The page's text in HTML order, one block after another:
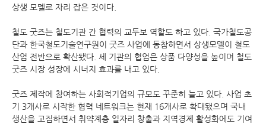
상생 모델로 자리 잡은 것이다.
철도 굿즈는 철도기관 간 협력의 교두보 역할도 하고 있다. 국가철도공
단과 한국철도기술연구원이 굿즈 사업에 동참하면서 상생모델이 철도
산업 전반으로 확산됐다. 세 기관의 협업은 상품 다양성을 높이며 철도
굿즈 시장 성장에 시너지 효과를 내고 있다.
굿즈 제작에 참여하는 사회적기업의 규모도 꾸준히 늘고 있다. 사업 초
기 3개사로 시작한 협력 네트워크는 현재 16개사로 확대됐으며 국내
생산을 고집하면서 취약계층 일자리 창출과 지역경제 활성화에도 기여